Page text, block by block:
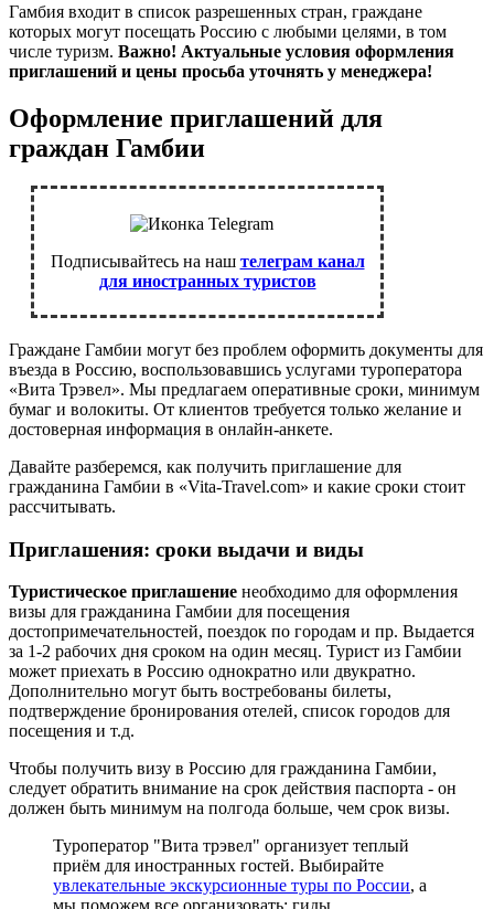
Гамбия входит в список разрешенных стран, граждане
которых могут посещать Россию с любыми целями, в том
числе туризм. Важно! Актуальные условия оформления
приглашений и цены просьба уточнять у менеджера!
Оформление приглашений для
граждан Гамбии
Подписывайтесь на наш телеграм канал
для иностранных туристов
Граждане Гамбии могут без проблем оформить документы для
въезда в Россию, воспользовавшись услугами туроператора
«Вита Трэвел». Мы предлагаем оперативные сроки, минимум
бумаг и волокиты. От клиентов требуется только желание и
достоверная информация в онлайн-анкете.
Давайте разберемся, как получить приглашение для
гражданина Гамбии в «Vita-Travel.com» и какие сроки стоит
рассчитывать.
Приглашения: сроки выдачи и виды
Туристическое приглашение необходимо для оформления
визы для гражданина Гамбии для посещения
достопримечательностей, поездок по городам и пр. Выдается
за 1-2 рабочих дня сроком на один месяц. Турист из Гамбии
может приехать в Россию однократно или двукратно.
Дополнительно могут быть востребованы билеты,
подтверждение бронирования отелей, список городов для
посещения и т.д.
Чтобы получить визу в Россию для гражданина Гамбии,
следует обратить внимание на срок действия паспорта - он
должен быть минимум на полгода больше, чем срок визы.
Туроператор "Вита трэвел" организует теплый
приём для иностранных гостей. Выбирайте
увлекательные экскурсионные туры по России, а